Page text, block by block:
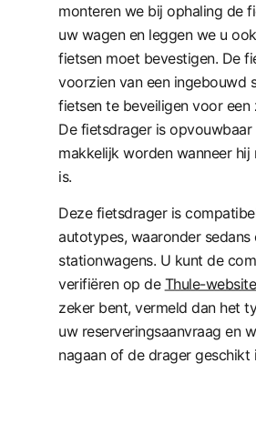
monteren we bij ophaling de
uw wagen en leggen we u
fietsen moet bevestigen. De
voorzien van een ingebouwd
fietsen te beveiligen voor een
De fietsdrager is opvouwbaar
makkelijk worden wanneer hij
is.
Deze fietsdrager is
autotypes, waaronder sedans
stationwagens. U kunt de
verifiëren op de Thule-website
zeker bent, vermeld dan het
uw reserveringsaanvraag en
nagaan of de drager geschikt